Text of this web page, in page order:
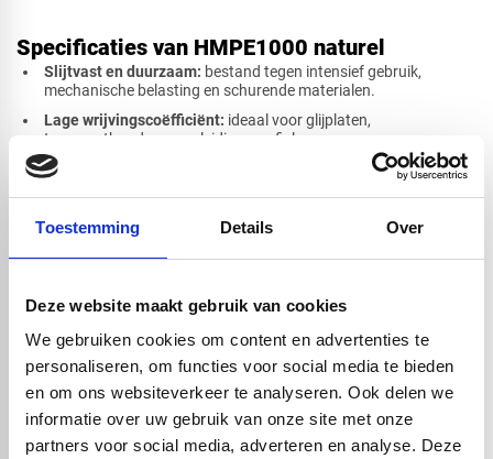
Toestemming Details Over
Deze website maakt gebruik van cookies
We gebruiken cookies om content en advertenties te
personaliseren, om functies voor social media te bieden
en om ons websiteverkeer te analyseren. Ook delen we
informatie over uw gebruik van onze site met onze
partners voor social media, adverteren en analyse. Deze
Afsnede
Specificaties van HMPE1000 naturel
Slijtvast en duurzaam: bestand tegen intensief gebruik,
mechanische belasting en schurende materialen.
Lage wrijvingscoëfficiënt: ideaal voor glijplaten,
transportbanden en geleidingsprofielen.
Slagvast en taai:
behoudt zijn sterkte en veerkracht bij extreme
oliën en veel oplosmiddelen.
Vochtbestendig en hygiënisch:praktisch geen wateropname;
Voedselveilig en recyclebaar: duurzaam en veilig materiaal
voor direct contact met levensmiddelen.
Eigenschap
Waarde
Dichtheid
0,93–0,94 g/cm³
Smeltpunt
130–135 °C
Temperatuurbereik
–50 °C tot +80 °C